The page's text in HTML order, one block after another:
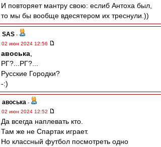
И повторяет мантру свою: еслиб Антоха был,
то мы бы вообще вдесятером их треснули.))
SAS -
02 июн 2024 12:56
авоська
РГ?...РГ?...
Русские Городки?
-:)
авоська -
02 июн 2024 12:52
Да всегда наплевать кто.
Там же не Спартак играет.
Но классный футбол посмотреть одно